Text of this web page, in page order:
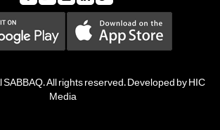
SABBAQ. All rights reserved. Developed by HIC
Media